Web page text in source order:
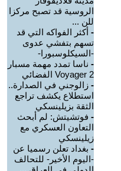
الروسية قد تصبح مركزا
للن ...
- أكثر الفواكه التي قد
تسهم بتفشي عدوى
-السيكلوسبورا-
- ناسا تمدد مهمة مسبار
Voyager 2 الفضائي
- زالوجني في الصدارة..
استطلاع يكشف تراجع
الثقة بزيلينسكي
- فوتشيتش: لم أبحث
التعاون العسكري مع
زيلينسكي
- بغداد تعلن رسميا عن
-اليوم الأخير- للتحالف